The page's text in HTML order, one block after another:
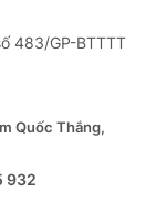
483/GP-BTTTT
Quốc Thắng,
932